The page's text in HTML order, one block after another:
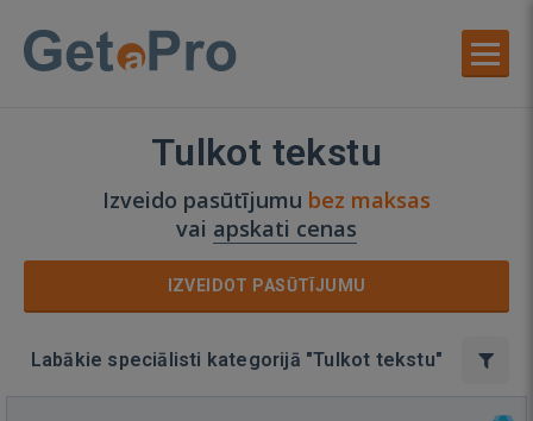
Tulkot tekstu
Izveido pasūtījumu bez maksas
vai apskati cenas
IZVEIDOT PASŪTĪJUMU
Labākie speciālisti kategorijā "Tulkot tekstu"